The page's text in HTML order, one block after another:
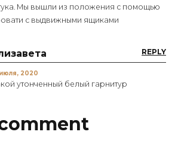
Мы вышли из положения с помощью
с выдвижными ящиками
REPLY
июля, 2020
утонченный белый гарнитур